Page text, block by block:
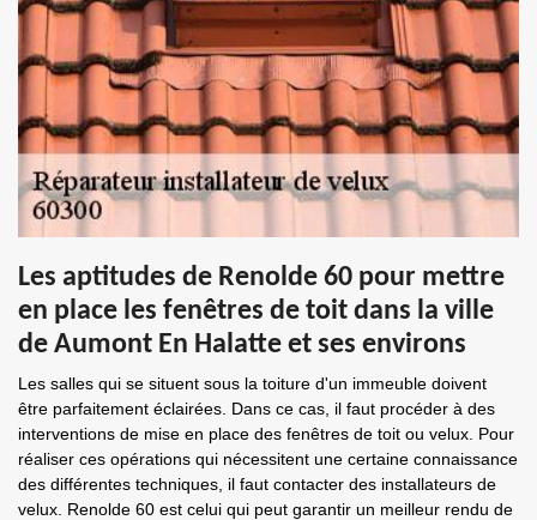
Les aptitudes de Renolde 60 pour mettre
en place les fenêtres de toit dans la ville
de Aumont En Halatte et ses environs
Les salles qui se situent sous la toiture d'un immeuble doivent
être parfaitement éclairées. Dans ce cas, il faut procéder à des
interventions de mise en place des fenêtres de toit ou velux. Pour
réaliser ces opérations qui nécessitent une certaine connaissance
des différentes techniques, il faut contacter des installateurs de
velux. Renolde 60 est celui qui peut garantir un meilleur rendu de